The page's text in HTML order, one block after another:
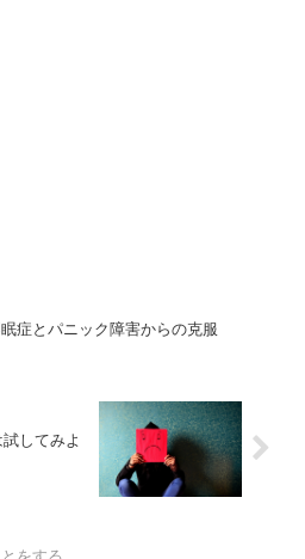
症とパニック障害からの克服
してみよ